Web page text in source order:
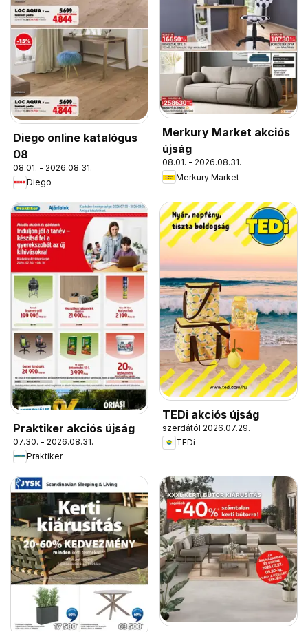
Diego online katalógus
08
08.01. - 2026.08.31.
Diego
Merkury Market akciós
újság
08.01. - 2026.08.31.
Merkury Market
Praktiker akciós újság
07.30. - 2026.08.31.
Praktiker
TEDi akciós újság
szerdától 2026.07.29.
TEDi